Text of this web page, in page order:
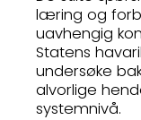
læring og
uavhengig
Statens
undersøke
alvorlige
systemnivå.